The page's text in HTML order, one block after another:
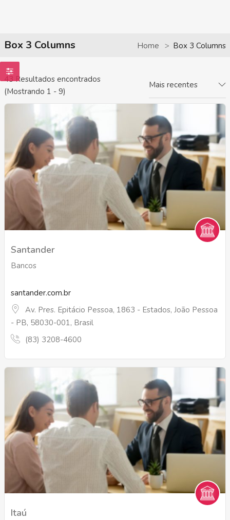
Box 3 Columns Home Box 3 Columns
43Resultados encontrados
(Mostrando 1 - 9)
Mais recentes
Santander
Bancos
santander.com.br
Av. Pres. Epitácio Pessoa, 1863 - Estados, João Pessoa
- PB, 58030-001, Brasil
(83) 3208-4600
Itaú